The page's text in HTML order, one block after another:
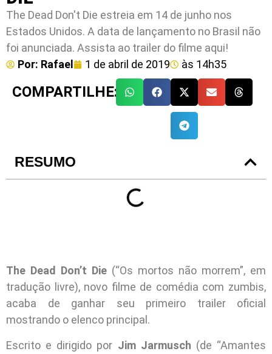
The Dead Don't Die estreia em 14 de junho nos
Estados Unidos. A data de lançamento no Brasil não
foi anunciada. Assista ao trailer do filme aqui!
Por: Rafael 1 de abril de 2019 às 14h35
COMPARTILHE:
RESUMO
The Dead Don’t Die (“Os mortos não morrem”, em
tradução livre), novo filme de comédia com zumbis,
acaba de ganhar seu primeiro trailer oficial
mostrando o elenco principal.
Escrito e dirigido por Jim Jarmusch (de “Amantes